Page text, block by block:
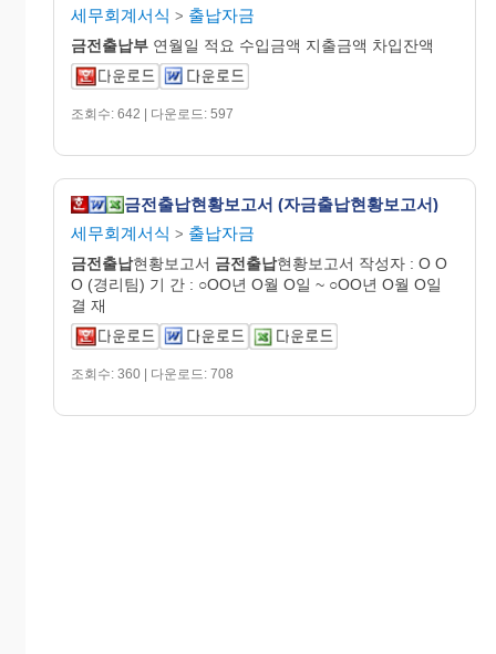
세무회계서식 > 출납자금
금전출납부 연월일 적요 수입금액 지출금액 차입잔액
조회수: 642 | 다운로드: 597
금전출납현황보고서 (자금출납현황보고서)
세무회계서식 > 출납자금
금전출납현황보고서 금전출납현황보고서 작성자 : O O
O (경리팀) 기 간 : ○OO년 O월 O일 ~ ○OO년 O월 O일
결 재
조회수: 360 | 다운로드: 708